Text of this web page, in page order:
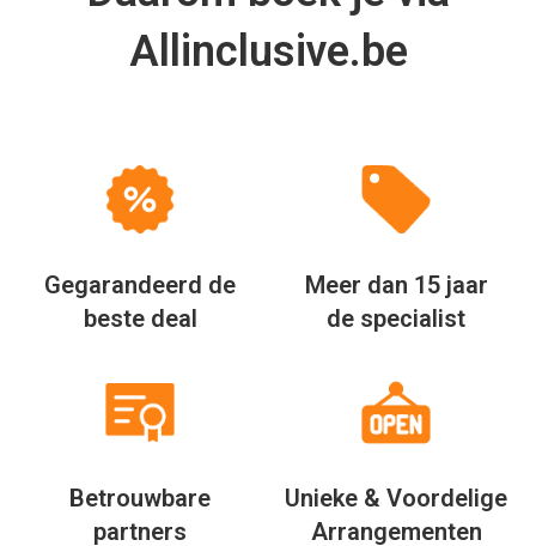
Allinclusive.be
Gegarandeerd de
beste deal
Meer dan 15 jaar
de specialist
Betrouwbare
partners
Unieke & Voordelige
Arrangementen